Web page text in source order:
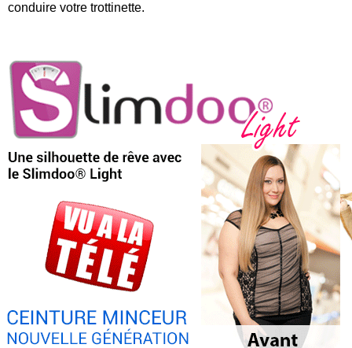
conduire votre trottinette.